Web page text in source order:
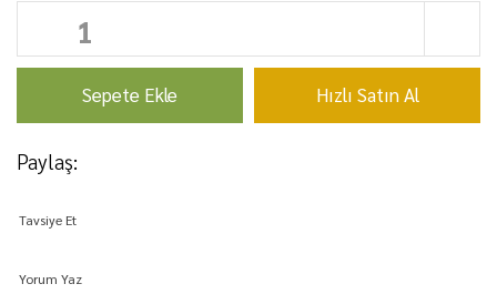
Sepete Ekle Hızlı Satın Al
Paylaş:
Tavsiye Et
Yorum Yaz